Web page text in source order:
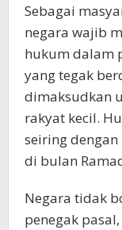
Sebagai
negara wajib
hukum dalam
yang tegak
dimaksudkan
rakyat kecil.
seiring
di bulan
Negara tidak
penegak